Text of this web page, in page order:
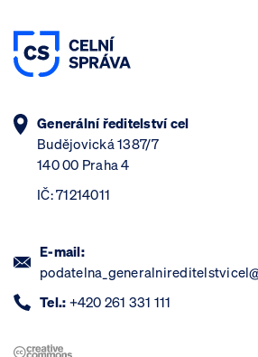
Generální ředitelství cel
Budějovická 1387/7
140 00 Praha 4
IČ: 71214011
E-mail:
Tel.: +420 261 331 111